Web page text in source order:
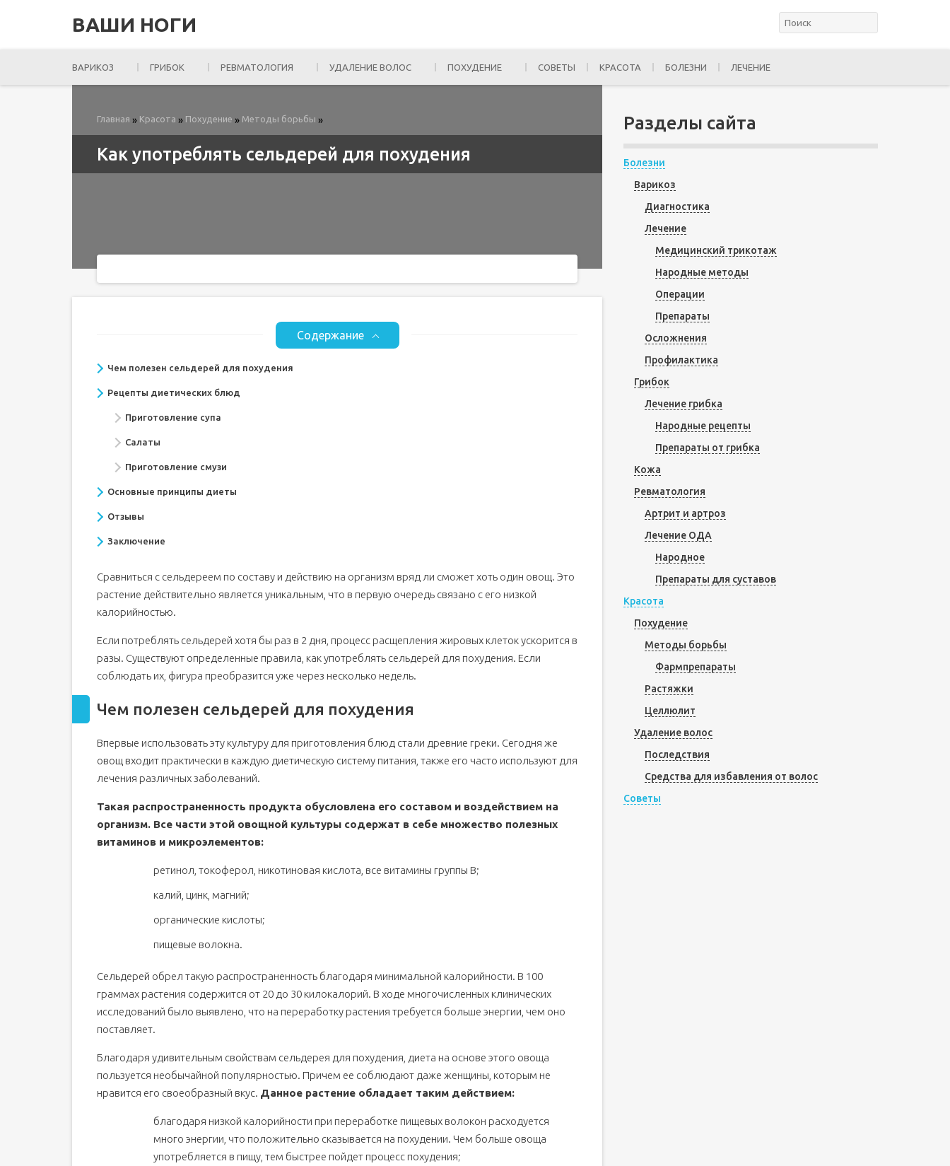
ВАШИ НОГИ
ВАРИКОЗ ГРИБОК РЕВМАТОЛОГИЯ УДАЛЕНИЕ ВОЛОС ПОХУДЕНИЕ СОВЕТЫ КРАСОТА БОЛЕЗНИ ЛЕЧЕНИЕ
Главная » Красота » Похудение » Методы борьбы »
Как употреблять сельдерей для похудения
Содержание
Чем полезен сельдерей для похудения
Рецепты диетических блюд
Приготовление супа
Салаты
Приготовление смузи
Основные принципы диеты
Отзывы
Заключение
Сравниться с сельдереем по составу и действию на организм вряд ли сможет хоть один овощ. Это
растение действительно является уникальным, что в первую очередь связано с его низкой
калорийностью.
Если потреблять сельдерей хотя бы раз в 2 дня, процесс расщепления жировых клеток ускорится в
разы. Существуют определенные правила, как употреблять сельдерей для похудения. Если
соблюдать их, фигура преобразится уже через несколько недель.
Чем полезен сельдерей для похудения
Впервые использовать эту культуру для приготовления блюд стали древние греки. Сегодня же
овощ входит практически в каждую диетическую систему питания, также его часто используют для
лечения различных заболеваний.
Такая распространенность продукта обусловлена его составом и воздействием на
организм. Все части этой овощной культуры содержат в себе множество полезных
витаминов и микроэлементов:
ретинол, токоферол, никотиновая кислота, все витамины группы B;
калий, цинк, магний;
органические кислоты;
пищевые волокна.
Сельдерей обрел такую распространенность благодаря минимальной калорийности. В 100
граммах растения содержится от 20 до 30 килокалорий. В ходе многочисленных клинических
исследований было выявлено, что на переработку растения требуется больше энергии, чем оно
поставляет.
Благодаря удивительным свойствам сельдерея для похудения, диета на основе этого овоща
пользуется необычайной популярностью. Причем ее соблюдают даже женщины, которым не
нравится его своеобразный вкус. Данное растение обладает таким действием:
благодаря низкой калорийности при переработке пищевых волокон расходуется
много энергии, что положительно сказывается на похудении. Чем больше овоща
употребляется в пищу, тем быстрее пойдет процесс похудения;
Разделы сайта
Болезни
Варикоз
Диагностика
Лечение
Медицинский трикотаж
Народные методы
Операции
Препараты
Осложнения
Профилактика
Грибок
Лечение грибка
Народные рецепты
Препараты от грибка
Кожа
Ревматология
Артрит и артроз
Лечение ОДА
Народное
Препараты для суставов
Красота
Похудение
Методы борьбы
Фармпрепараты
Растяжки
Целлюлит
Удаление волос
Последствия
Средства для избавления от волос
Советы